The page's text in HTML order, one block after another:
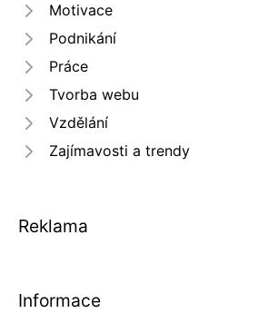
Motivace
Podnikání
Práce
Tvorba webu
Vzdělání
Zajímavosti a trendy
Reklama
Informace